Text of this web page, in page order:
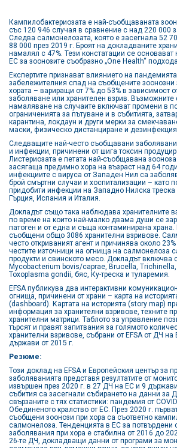
Кампилобактериозата е най-съобщаваната
със 120 946 случая в сравнение с над 220 000
Следва салмонелозата, която е засегнала 52
88 000 през 2019 г. Броят на докладваните
намалял с 47%. Тези констатации се
ЕС за зоонозите съобразно „One Health“ подхода
Експертите признават влиянието на
забележителния спад на съобщените зоонозни
хората – вариращи от 7% до 53% в зависимост
заболяване или хранителен взрив. Възможните
намаляване на случаите включват промени в
ограниченията за пътуване и в събитията,
карантина, локдаун и други мерки за
маски, физическо дистанциране и дезинфекция
Следващите най-често съобщавани
и инфекции, причинени от шига токсин
Листериозата е петата най-съобщавана
засягаща предимно хора на възраст над 64
инфекциите с вируса от Западен Нил са
брой смъртни случаи и хоспитализации – като
придобити инфекции на Западно Нилска
Гърция, Испания и Италия.
Докладът също така наблюдава хранителните
по време на които най-малко двама души се
патоген и от една и съща контаминирана храна.
съобщени общо 3086 хранителни взривове.
често откриваният агент и причинява около
честите източници на огнища на салмонелоза
продукти и свинското месо. Докладът включва
Mycobacterium bovis/caprae, Brucella,
Toxoplasma gondii, бяс, Ку-треска и туларемия.
EFSA публикува два интерактивни
огнища, причинени от храни – карта на
(dashboard). Картата на историята (story map)
информация за хранителни взривове, техните
хранителни матрици. Таблото за управление
търсят и правят запитвания за голямото
хранителни взривове, събрани от EFSA от ДЧ
държави от 2015 г.
Резюме:
Този доклад на EFSA и Европейския център за
заболяванията представя резултатите от
извършен през 2020 г. в 27 ДЧ на ЕС и 9
събития са засегнали събирането на данни за
свързаните с тях статистики: пандемия от
Обединеното кралство от ЕС. През 2020 г.
съобщени зоонози при хора са съответно
салмонелоза. Тенденцията в ЕС за потвърдени
заболявания при хора е стабилна от 2016 до
26-те ДЧ, докладващи данни от програми за